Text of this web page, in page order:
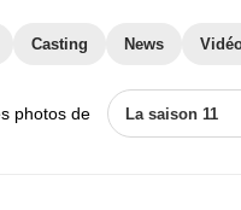
Casting News
photos de La saison 11